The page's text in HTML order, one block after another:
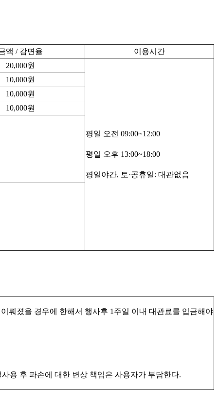
액 / 감면율
이용시간
20,000원
평일 오전 09:00~12:00
평일 오후 13:00~18:00
평일야간, 토·공휴일: 대관없음
10,000원
10,000원
10,000원
뤄졌을 경우에 한해서 행사후 1주일 이내 대관료를 입금해야
용 후 파손에 대한 변상 책임은 사용자가 부담한다.